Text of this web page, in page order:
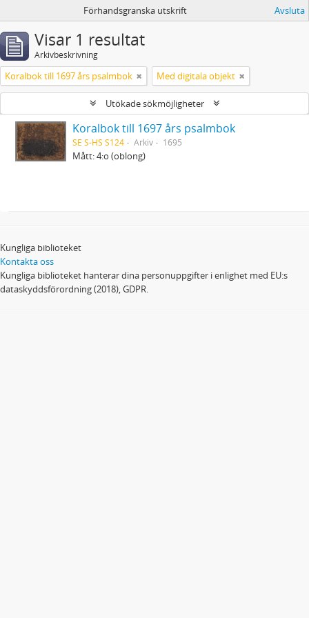
Förhandsgranska utskrift Avsluta
Visar 1 resultat
Arkivbeskrivning
Koralbok till 1697 års psalmbok Med digitala objekt
Utökade sökmöjligheter
Koralbok till 1697 års psalmbok
SE S-HS S124 Arkiv 1695
Mått: 4:o (oblong)
Kungliga biblioteket
Kontakta oss
Kungliga biblioteket hanterar dina personuppgifter i enlighet med EU:s
dataskyddsförordning (2018), GDPR.